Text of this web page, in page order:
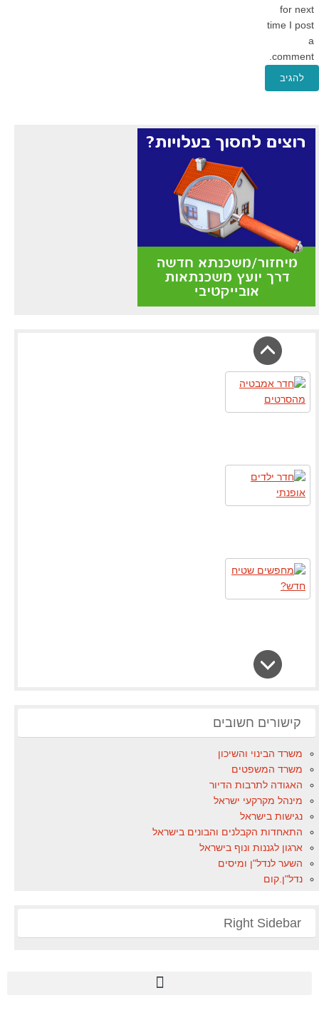
for next
time I post
a
comment.
קישורים חשובים
משרד הבינוי והשיכון
משרד המשפטים
האגודה לתרבות הדיור
מינהל מקרקעי ישראל
נגישות בישראל
התאחדות הקבלנים והבונים בישראל
ארגון לגננות ונוף בישראל
השער לנדל"ן ומיסים
נדל"ן.קום
Right Sidebar